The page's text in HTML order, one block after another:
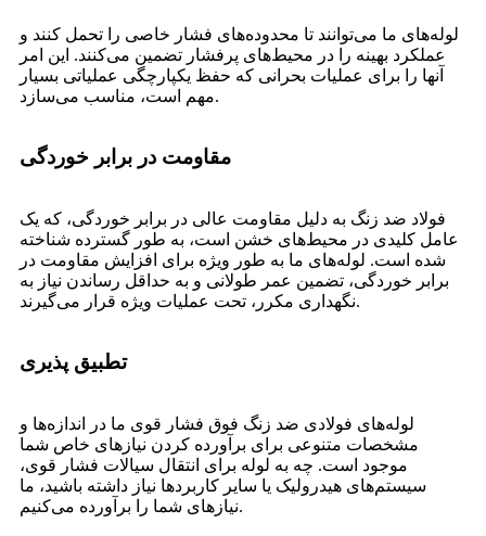
لوله‌های ما می‌توانند تا محدوده‌های فشار خاصی را تحمل کنند و
عملکرد بهینه را در محیط‌های پرفشار تضمین می‌کنند. این امر
آنها را برای عملیات بحرانی که حفظ یکپارچگی عملیاتی بسیار
مهم است، مناسب می‌سازد.
مقاومت در برابر خوردگی
فولاد ضد زنگ به دلیل مقاومت عالی در برابر خوردگی، که یک
عامل کلیدی در محیط‌های خشن است، به طور گسترده شناخته
شده است. لوله‌های ما به طور ویژه برای افزایش مقاومت در
برابر خوردگی، تضمین عمر طولانی و به حداقل رساندن نیاز به
نگهداری مکرر، تحت عملیات ویژه قرار می‌گیرند.
تطبیق پذیری
لوله‌های فولادی ضد زنگ فوق فشار قوی ما در اندازه‌ها و
مشخصات متنوعی برای برآورده کردن نیازهای خاص شما
موجود است. چه به لوله برای انتقال سیالات فشار قوی،
سیستم‌های هیدرولیک یا سایر کاربردها نیاز داشته باشید، ما
نیازهای شما را برآورده می‌کنیم.